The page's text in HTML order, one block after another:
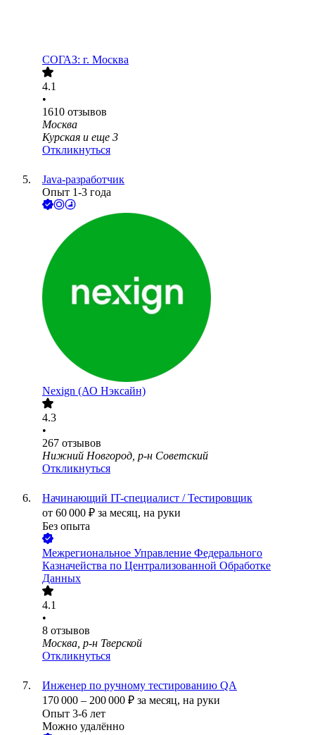
СОГАЗ: г. Москва
4.1
•
1610 отзывов
Москва
Курская и еще 3
Откликнуться
Java-разработчик
Опыт 1-3 года
Nexign (АО Нэксайн)
4.3
•
267 отзывов
Нижний Новгород, р-н Советский
Откликнуться
Начинающий IT-специалист / Тестировщик
от 60 000 ₽ за месяц, на руки
Без опыта
Межрегиональное Управление Федерального
Казначейства по Централизованной Обработке
Данных
4.1
•
8 отзывов
Москва, р-н Тверской
Откликнуться
Инженер по ручному тестированию QA
170 000 – 200 000 ₽ за месяц, на руки
Опыт 3-6 лет
Можно удалённо